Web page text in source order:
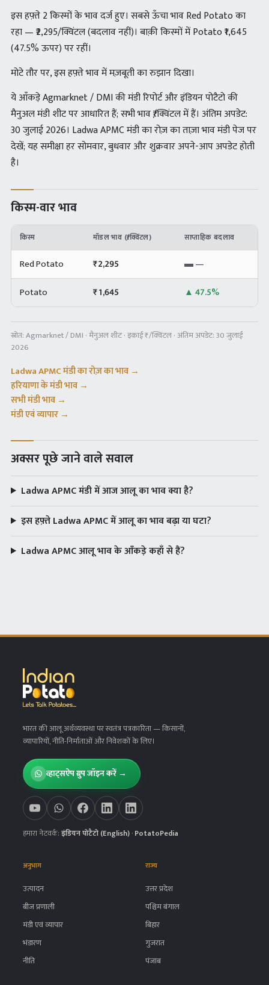
इस हफ़्ते 2 किस्मों के भाव दर्ज हुए। सबसे ऊँचा भाव Red Potato का
रहा — ₹2,295/क्विंटल (बदलाव नहीं)। बाक़ी किस्मों में Potato ₹1,645
(47.5% ऊपर) पर रहीं।
मोटे तौर पर, इस हफ़्ते भाव में मज़बूती का रुझान दिखा।
ये आँकड़े Agmarknet / DMI की मंडी रिपोर्ट और इंडियन पोटैटो की
मैनुअल मंडी शीट पर आधारित हैं; सभी भाव ₹/क्विंटल में हैं। अंतिम अपडेट:
30 जुलाई 2026। Ladwa APMC मंडी का रोज़ का ताज़ा भाव मंडी पेज पर
देखें; यह समीक्षा हर सोमवार, बुधवार और शुक्रवार अपने-आप अपडेट होती
है।
किस्म-वार भाव
किस्म मॉडल भाव (₹/क्विंटल) साप्ताहिक बदलाव
Red Potato ₹2,295 ▬—
Potato
₹1,645 ▲ 47.5%
स्रोत:Agmarknet / DMI · मैनुअल शीट· इकाई ₹/क्विंटल · अंतिम अपडेट:30 जुलाई
2026
Ladwa APMCमंडी का रोज़ का भाव →
हरियाणाके मंडी भाव →
सभी मंडी भाव →
मंडी एवं व्यापार →
अक्सर पूछे जाने वाले सवाल
Ladwa APMC मंडी में आज आलू का भाव क्या है?
इस हफ़्ते Ladwa APMC में आलू का भाव बढ़ा या घटा?
Ladwa APMC आलू भाव के आँकड़े कहाँ से हैं?
भारत की आलू अर्थव्यवस्था पर स्वतंत्र पत्रकारिता— किसानों,
व्यापारियों, नीति-निर्माताओं और निवेशकों के लिए।
व्हाट्सऐप ग्रुप जॉइन करें →
हमारा नेटवर्क:इंडियन पोटैटो (English)·PotatoPedia
अनुभाग
उत्पादन
बीज प्रणाली
मंडी एवं व्यापार
भंडारण
नीति
राज्य
उत्तर प्रदेश
पश्चिम बंगाल
बिहार
गुजरात
पंजाब